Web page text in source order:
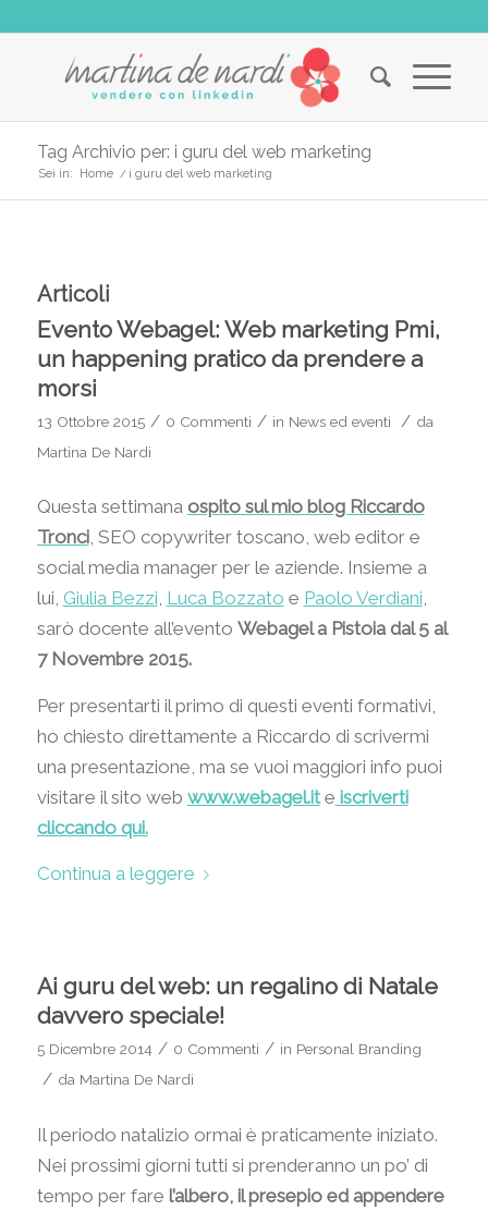
Tag Archivio per: i guru del web marketing
Sei in: Home / i guru del web marketing
Articoli
Evento Webagel: Web marketing Pmi,
un happening pratico da prendere a
morsi
13 Ottobre 2015 / 0 Commenti / in News ed eventi / da
Martina De Nardi
Questa settimana ospito sul mio blog Riccardo
Tronci, SEO copywriter toscano, web editor e
social media manager per le aziende. Insieme a
lui, Giulia Bezzi, Luca Bozzato e Paolo Verdiani,
sarò docente all’evento Webagel a Pistoia dal 5 al
7 Novembre 2015.
Per presentarti il primo di questi eventi formativi,
ho chiesto direttamente a Riccardo di scrivermi
una presentazione, ma se vuoi maggiori info puoi
visitare il sito web www.webagel.ite iscriverti
cliccando qui.
Continua a leggere
Ai guru del web: un regalino di Natale
davvero speciale!
5 Dicembre 2014 / 0 Commenti / in Personal Branding
/ da Martina De Nardi
Il periodo natalizio ormai è praticamente iniziato.
Nei prossimi giorni tutti si prenderanno un po’ di
tempo per fare l’albero, il presepio ed appendere